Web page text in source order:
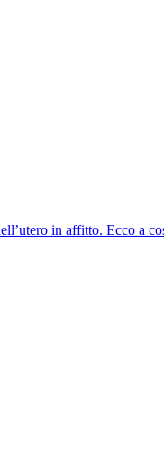
in affitto. Ecco a